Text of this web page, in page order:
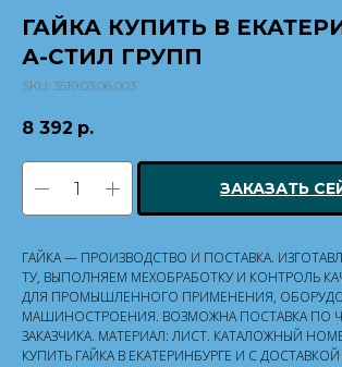
ГАЙКА КУПИТЬ В
А-СТИЛ ГРУПП
SKU: 3519.03.06.003
8 392 р.
ЗАКАЗАТЬ
ГАЙКА — ПРОИЗВОДСТВО И ПОСТАВКА.
ТУ, ВЫПОЛНЯЕМ МЕХОБРАБОТКУ И КОНТРОЛЬ
ДЛЯ ПРОМЫШЛЕННОГО ПРИМЕНЕНИЯ,
МАШИНОСТРОЕНИЯ. ВОЗМОЖНА ПОСТАВКА ПО
ЗАКАЗЧИКА. МАТЕРИАЛ: ЛИСТ. КАТАЛОЖНЫЙ
КУПИТЬ ГАЙКА В ЕКАТЕРИНБУРГЕ И С